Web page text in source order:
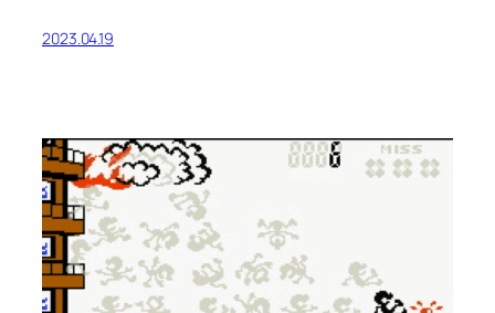
2023.04.19